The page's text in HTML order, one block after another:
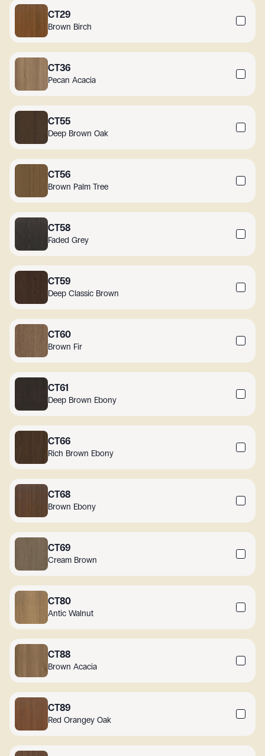
CT29
Brown Birch
CT36
Pecan Acacia
CT55
Deep Brown Oak
CT56
Brown Palm Tree
CT58
Faded Grey
CT59
Deep Classic Brown
CT60
Brown Fir
CT61
Deep Brown Ebony
CT66
Rich Brown Ebony
CT68
Brown Ebony
CT69
Cream Brown
CT80
Antic Walnut
CT88
Brown Acacia
CT89
Red Orangey Oak